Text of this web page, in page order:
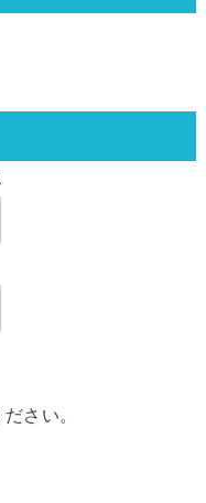
さい。